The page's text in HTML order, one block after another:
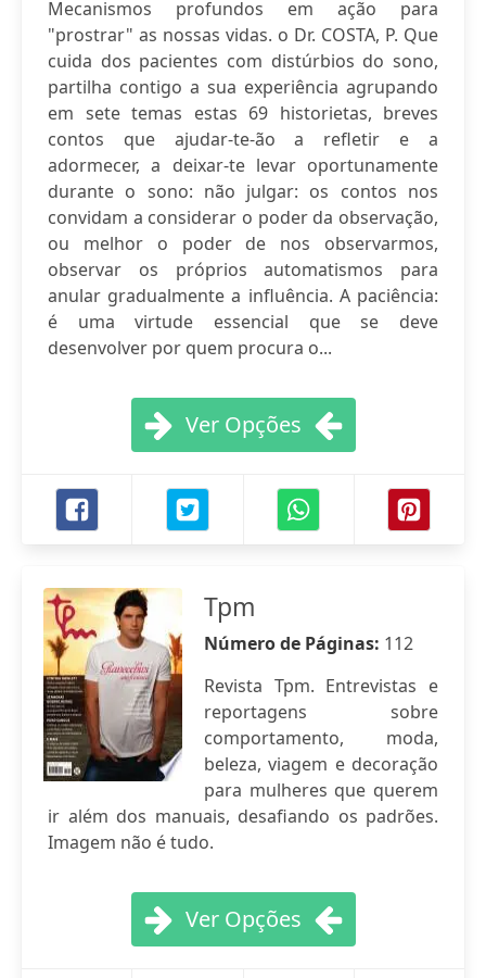
Mecanismos profundos em ação para
"prostrar" as nossas vidas. o Dr. COSTA, P. Que
cuida dos pacientes com distúrbios do sono,
partilha contigo a sua experiência agrupando
em sete temas estas 69 historietas, breves
contos que ajudar-te-ão a refletir e a
adormecer, a deixar-te levar oportunamente
durante o sono: não julgar: os contos nos
convidam a considerar o poder da observação,
ou melhor o poder de nos observarmos,
observar os próprios automatismos para
anular gradualmente a influência. A paciência:
é uma virtude essencial que se deve
desenvolver por quem procura o...
Ver Opções
Tpm
Número de Páginas: 112
Revista Tpm. Entrevistas e
reportagens sobre
comportamento, moda,
beleza, viagem e decoração
para mulheres que querem
ir além dos manuais, desafiando os padrões.
Imagem não é tudo.
Ver Opções